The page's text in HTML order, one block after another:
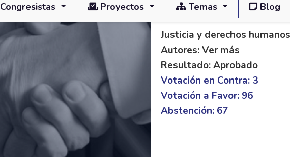
Congresistas Proyectos Temas Blog
PAL C 167/14 (2°
Justicia y derechos humanos
Autores: Ver más
Resultado: Aprobado
Votación en Contra: 3
Votación a Favor: 96
Abstención: 67